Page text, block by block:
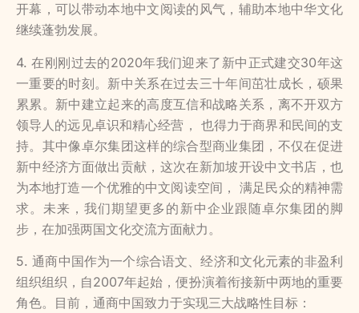
开幕，可以带动本地中文阅读的风气，辅助本地中华文化
继续蓬勃发展。
4. 在刚刚过去的2020年我们迎来了新中正式建交30年这
一重要的时刻。新中关系在过去三十年间茁壮成长，硕果
累累。新中建立起来的高度互信和战略关系，离不开双方
领导人的远见卓识和精心经营， 也得力于商界和民间的支
持。其中像卓尔集团这样的综合型商业集团，不仅在促进
新中经济方面做出贡献，这次在新加坡开设中文书店，也
为本地打造一个优雅的中文阅读空间， 满足民众的精神需
求。未来，我们期望更多的新中企业跟随卓尔集团的脚
步，在加强两国文化交流方面献力。
5. 通商中国作为一个综合语文、经济和文化元素的非盈利
组织组织，自2007年起始，便扮演着衔接新中两地的重要
角色。目前，通商中国致力于实现三大战略性目标：